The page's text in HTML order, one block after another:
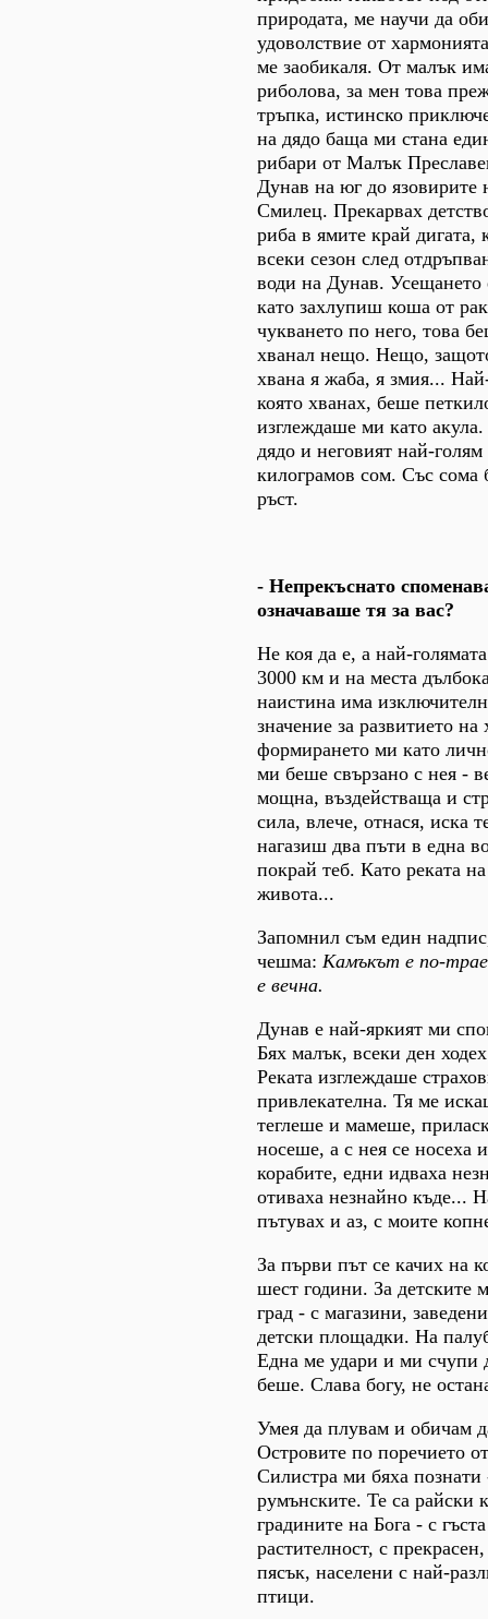
природата, ме научи да
удоволствие от
ме заобикаля. От малък
риболова, за мен това
тръпка, истинско
на дядо баща ми стана
рибари от Малък
Дунав на юг до
Смилец. Прекарвах
риба в ямите край дигата,
всеки сезон след
води на Дунав. Усещането
като захлупиш коша от
чукването по него, това
хванал нещо. Нещо,
хвана я жаба, я змия...
която хванах, беше
изглеждаше ми като
дядо и неговият най-
килограмов сом. Със сома
ръст.
- Непрекъснато
означаваше тя за вас?
Не коя да е, а най-
3000 км и на места
наистина има
значение за развитието на
формирането ми като
ми беше свързано с нея -
мощна, въздействаща и
сила, влече, отнася, иска
нагазиш два пъти в една
покрай теб. Като реката
живота...
Запомнил съм един
чешма: Камъкът е по-
е вечна.
Дунав е най-яркият ми
Бях малък, всеки ден
Реката изглеждаше
привлекателна. Тя ме
теглеше и мамеше,
носеше, а с нея се носеха
корабите, едни идваха
отиваха незнайно къде...
пътувах и аз, с моите
За първи път се качих на
шест години. За детските
град - с магазини,
детски площадки. На
Една ме удари и ми счупи
беше. Слава богу, не
Умея да плувам и обичам
Островите по поречието
Силистра ми бяха познати
румънските. Те са райски
градините на Бога - с
растителност, с
пясък, населени с най-
птици.